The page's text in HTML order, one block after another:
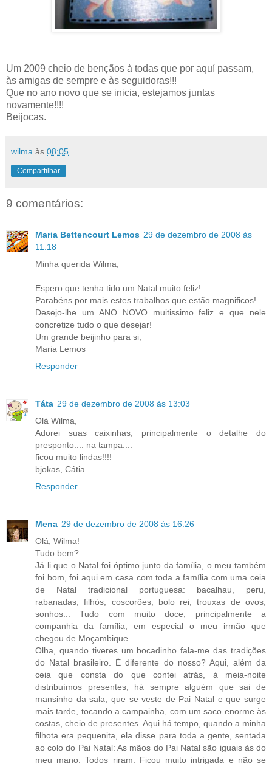
Um 2009 cheio de bençãos à todas que por aquí passam,
às amigas de sempre e às seguidoras!!!
Que no ano novo que se inicia, estejamos juntas
novamente!!!!
Beijocas.
wilma às 08:05
Compartilhar
9 comentários:
Maria Bettencourt Lemos 29 de dezembro de 2008 às
11:18
Minha querida Wilma,
Espero que tenha tido um Natal muito feliz!
Parabéns por mais estes trabalhos que estão magnificos!
Desejo-lhe um ANO NOVO muitissimo feliz e que nele
concretize tudo o que desejar!
Um grande beijinho para si,
Maria Lemos
Responder
Táta 29 de dezembro de 2008 às 13:03
Olá Wilma,
Adorei suas caixinhas, principalmente o detalhe do
presponto.... na tampa....
ficou muito lindas!!!!
bjokas, Cátia
Responder
Mena 29 de dezembro de 2008 às 16:26
Olá, Wilma!
Tudo bem?
Já li que o Natal foi óptimo junto da família, o meu também
foi bom, foi aqui em casa com toda a família com uma ceia
de Natal tradicional portuguesa: bacalhau, peru,
rabanadas, filhós, coscorões, bolo rei, trouxas de ovos,
sonhos... Tudo com muito doce, principalmente a
companhia da família, em especial o meu irmão que
chegou de Moçambique.
Olha, quando tiveres um bocadinho fala-me das tradições
do Natal brasileiro. É diferente do nosso? Aqui, além da
ceia que consta do que contei atrás, à meia-noite
distribuímos presentes, há sempre alguém que sai de
mansinho da sala, que se veste de Pai Natal e que surge
mais tarde, tocando a campainha, com um saco enorme às
costas, cheio de presentes. Aqui há tempo, quando a minha
filhota era pequenita, ela disse para toda a gente, sentada
ao colo do Pai Natal: As mãos do Pai Natal são iguais às do
meu mano. Todos riram. Ficou muito intrigada e não se